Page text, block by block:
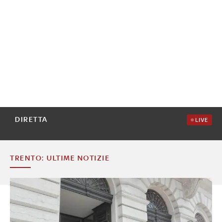
DIRETTA LIVE
TRENTO: ULTIME NOTIZIE